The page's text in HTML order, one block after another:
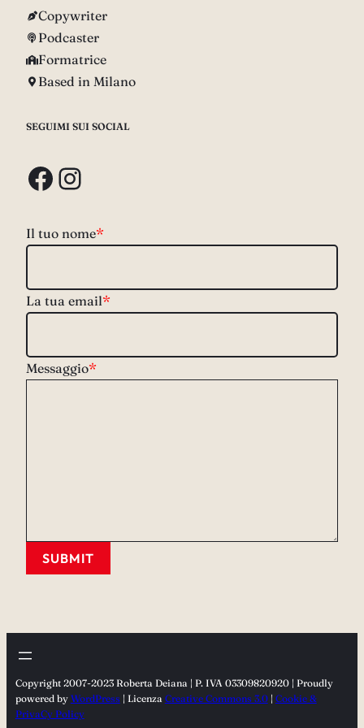
Copywriter
Podcaster
Formatrice
Based in Milano
SEGUIMI SUI SOCIAL
Facebook
Instagram
Il tuo nome*
La tua email*
Messaggio*
SUBMIT
Copyright 2007-2023 Roberta Deiana | P. IVA 03309820920 | Proudly
powered by WordPress | Licenza Creative Commons 3.0| Cookie &
PrivaCy Policy